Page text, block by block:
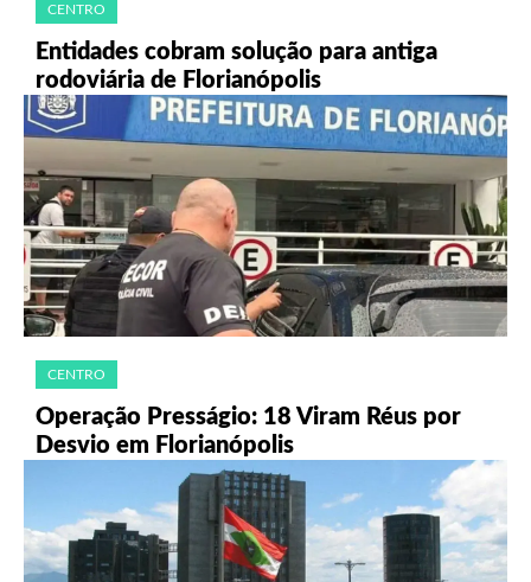
CENTRO
Entidades cobram solução para antiga
rodoviária de Florianópolis
CENTRO
Operação Presságio: 18 Viram Réus por
Desvio em Florianópolis